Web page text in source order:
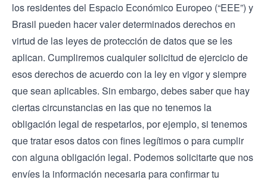
los residentes del Espacio Económico Europeo (“EEE”) y
Brasil pueden hacer valer determinados derechos en
virtud de las leyes de protección de datos que se les
aplican. Cumpliremos cualquier solicitud de ejercicio de
esos derechos de acuerdo con la ley en vigor y siempre
que sean aplicables. Sin embargo, debes saber que hay
ciertas circunstancias en las que no tenemos la
obligación legal de respetarlos, por ejemplo, si tenemos
que tratar esos datos con fines legítimos o para cumplir
con alguna obligación legal. Podemos solicitarte que nos
envíes la información necesaria para confirmar tu